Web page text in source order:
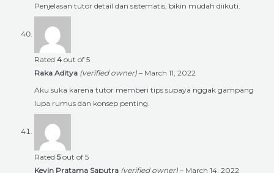
Penjelasan tutor detail dan sistematis, bikin mudah diikuti.
Rated 4 out of 5
Raka Aditya (verified owner) – March 11, 2022
Aku suka karena tutor memberi tips supaya nggak gampang
lupa rumus dan konsep penting.
Rated 5out of 5
Kevin Pratama Saputra (verified owner) – March 14, 2022